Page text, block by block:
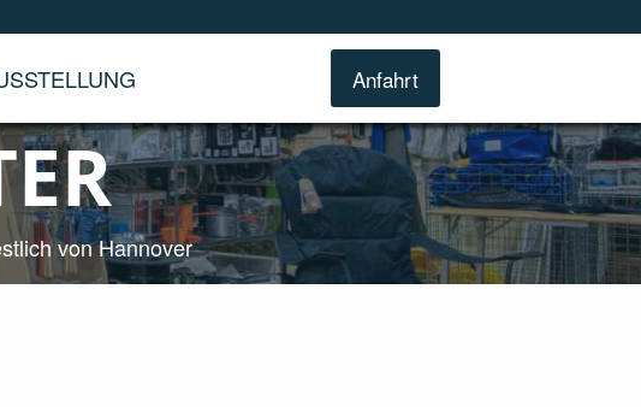
Anfahrt
von Hannover